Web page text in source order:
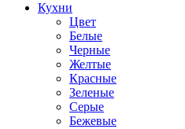
Кухни
Цвет
Белые
Черные
Желтые
Красные
Зеленые
Серые
Бежевые